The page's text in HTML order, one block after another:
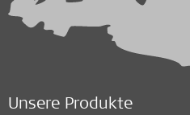
Unsere Produkte